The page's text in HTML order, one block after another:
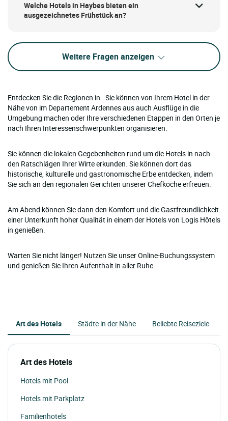
Welche Hotels in Haybes bieten ein
ausgezeichnetes Frühstück an?
Weitere Fragen anzeigen
Entdecken Sie die Regionen in . Sie können von Ihrem Hotel in der
Nähe von im Departement Ardennes aus auch Ausflüge in die
Umgebung machen oder Ihre verschiedenen Etappen in den Orten je
nach Ihren Interessenschwerpunkten organisieren.
Sie können die lokalen Gegebenheiten rund um die Hotels in nach
den Ratschlägen Ihrer Wirte erkunden. Sie können dort das
historische, kulturelle und gastronomische Erbe entdecken, indem
Sie sich an den regionalen Gerichten unserer Chefköche erfreuen.
Am Abend können Sie dann den Komfort und die Gastfreundlichkeit
einer Unterkunft hoher Qualität in einem der Hotels von Logis Hôtels
in genießen.
Warten Sie nicht länger! Nutzen Sie unser Online-Buchungssystem
und genießen Sie Ihren Aufenthalt in aller Ruhe.
Art des Hotels Städte in der Nähe Beliebte Reiseziele
Art des Hotels
Hotels mit Pool
Hotels mit Parkplatz
Familienhotels